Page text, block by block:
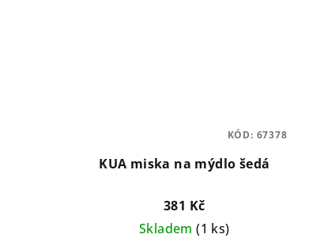
KUA miska na mýdlo šedá
381 Kč
Skladem(1 ks)
KÓD: 67378